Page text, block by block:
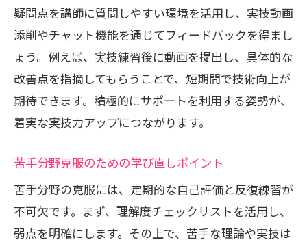
疑問点を講師に質問しやすい環境を活用し、実技動画
添削やチャット機能を通じてフィードバックを得まし
ょう。例えば、実技練習後に動画を提出し、具体的な
改善点を指摘してもらうことで、短期間で技術向上が
期待できます。積極的にサポートを利用する姿勢が、
着実な実技力アップにつながります。
苦手分野克服のための学び直しポイント
苦手分野の克服には、定期的な自己評価と反復練習が
不可欠です。まず、理解度チェックリストを活用し、
弱点を明確にします。その上で、苦手な理論や実技は